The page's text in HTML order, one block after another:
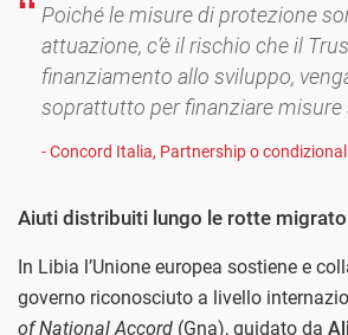
Poiché le misure di protezione
attuazione, c’è il rischio che il
finanziamento allo sviluppo,
soprattutto per finanziare misure
- Concord Italia, Partnership o
Aiuti distribuiti lungo le rotte
In Libia l’Unione europea sostiene e
governo riconosciuto a livello
of National Accord (Gna), guidato da